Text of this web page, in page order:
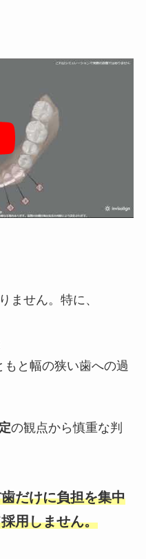
ません。特に、
と幅の狭い歯への過
の観点から慎重な判
だけに負担を集中
用しません。